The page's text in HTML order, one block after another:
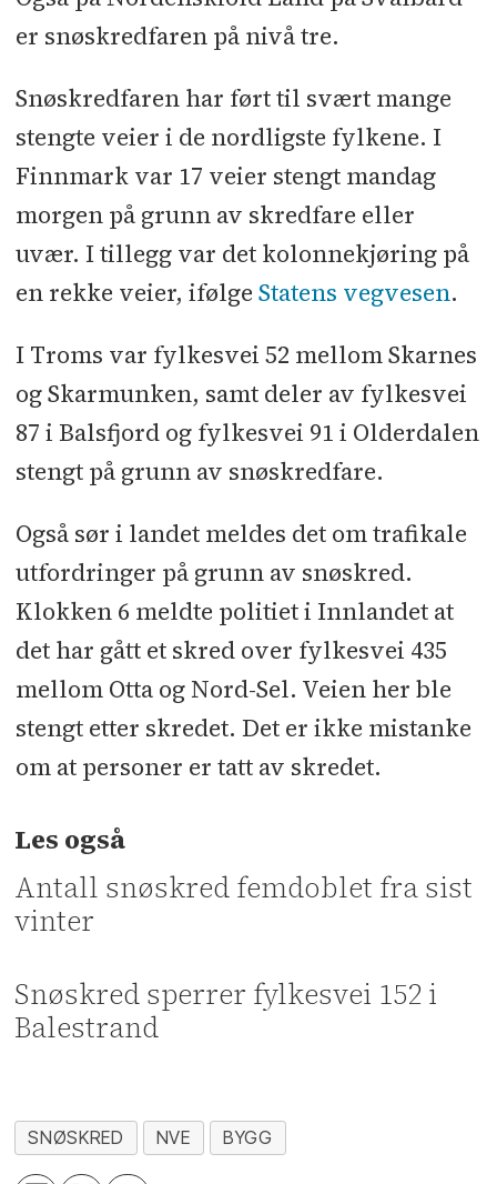
er snøskredfaren på nivå tre.
Snøskredfaren har ført til svært mange
stengte veier i de nordligste fylkene. I
Finnmark var 17 veier stengt mandag
morgen på grunn av skredfare eller
uvær. I tillegg var det kolonnekjøring på
en rekke veier, ifølge Statens vegvesen.
I Troms var fylkesvei 52 mellom Skarnes
og Skarmunken, samt deler av fylkesvei
87 i Balsfjord og fylkesvei 91 i Olderdalen
stengt på grunn av snøskredfare.
Også sør i landet meldes det om trafikale
utfordringer på grunn av snøskred.
Klokken 6 meldte politiet i Innlandet at
det har gått et skred over fylkesvei 435
mellom Otta og Nord-Sel. Veien her ble
stengt etter skredet. Det er ikke mistanke
om at personer er tatt av skredet.
Les også
Antall snøskred femdoblet fra sist
vinter
Snøskred sperrer fylkesvei 152 i
Balestrand
SNØSKRED NVE BYGG